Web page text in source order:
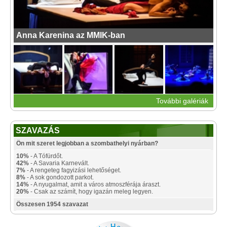
Anna Karenina az MMIK-ban
További galériák
SZAVAZÁS
Ön mit szeret legjobban a szombathelyi nyárban?
10% - A Tófürdőt.
42% - A Savaria Karnevált.
7% - A rengeteg fagyizási lehetőséget.
8% - A sok gondozott parkot.
14% - A nyugalmat, amit a város atmoszférája áraszt.
20% - Csak az számít, hogy igazán meleg legyen.
Összesen 1954 szavazat